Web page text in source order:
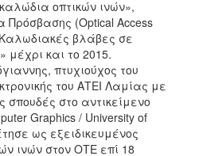
οπτικών ινών»,
Πρόσβασης (Optical Access
βλάβες σε
μέχρι και το 2015.
πτυχιούχος του
του ΑΤΕΙ Λαμίας με
σπουδές στο αντικείμενο
Graphics / University of
ως εξειδικευμένος
ινών στον ΟΤΕ επί 18